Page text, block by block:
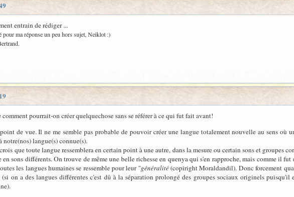
entrain de rédiger ...
pour ma réponse un peu hors sujet, Neiklot :)
pourrait-on créer quelquechose sans se référer à ce qui fut fait avant!
de vue. Il ne me semble pas probable de pouvoir créer une langue totalement nouvelle au sens
notre(nos) langue(s) connue(s).
que toute langue ressemblera en certain point à une autre, dans la mesure ou certain sons et groupes
en sons différents. On trouve de même une belle richesse en quenya qui s'en rapproche, mais comme il
les langues humaines se ressemble pour leur "généralité(copiright Moraldandil). Donc forcement
(si on a des langues différentes c'est dû à la séparation prolongé des groupes sociaux originels